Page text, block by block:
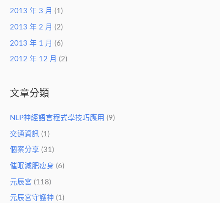
2013 年 3 月 (1)
2013 年 2 月 (2)
2013 年 1 月 (6)
2012 年 12 月 (2)
文章分類
NLP神經語言程式學技巧應用 (9)
交通資訊 (1)
個案分享 (31)
催眠減肥瘦身 (6)
元辰宮 (118)
元辰宮守護神 (1)